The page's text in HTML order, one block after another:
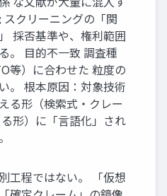
スクリーニングの「関
採否基準や、権利範囲
。 目的不一致 調査種
等）に合わせた 粒度の
。 根本原因：対象技術
る形（検索式・クレー
形）に「言語化」され
工程ではない。 「仮想